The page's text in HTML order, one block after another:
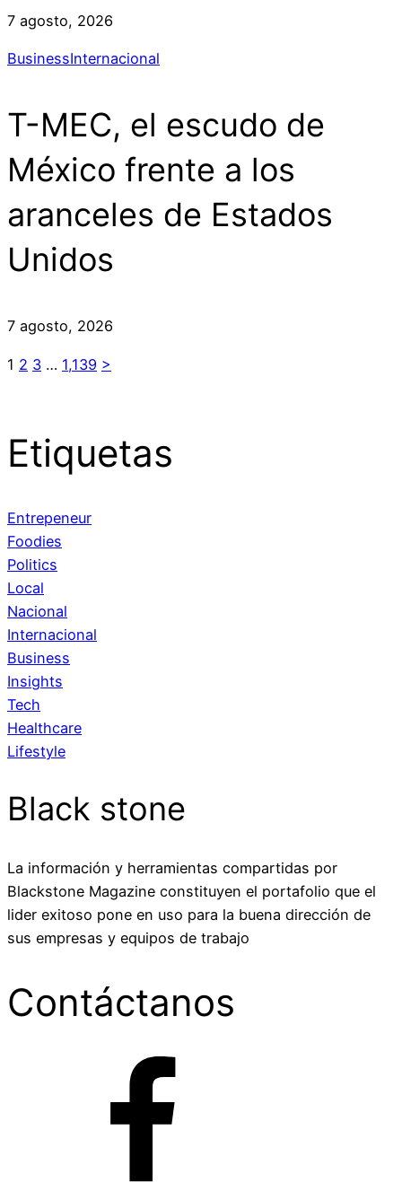
7 agosto, 2026
BusinessInternacional
T-MEC, el escudo de
México frente a los
aranceles de Estados
Unidos
7 agosto, 2026
1 2 3 … 1,139 >
Etiquetas
Entrepeneur
Foodies
Politics
Local
Nacional
Internacional
Business
Insights
Tech
Healthcare
Lifestyle
Black stone
La información y herramientas compartidas por
Blackstone Magazine constituyen el portafolio que el
lider exitoso pone en uso para la buena dirección de
sus empresas y equipos de trabajo
Contáctanos